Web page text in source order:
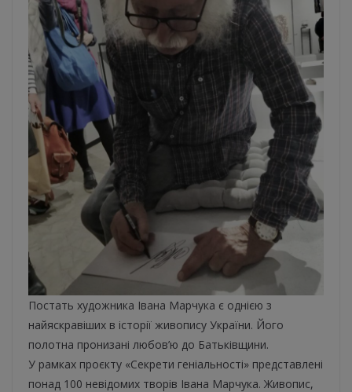
Постать художника Івана Марчука є однією з
найяскравіших в історії живопису України. Його
полотна пронизані любов’ю до Батьківщини.
У рамках проєкту «Секрети геніальності» представлені
понад 100 невідомих творів Івана Марчука. Живопис,